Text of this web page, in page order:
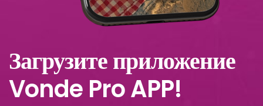
Загрузите приложение
Vonde Pro APP!